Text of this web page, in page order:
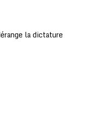
la dictature